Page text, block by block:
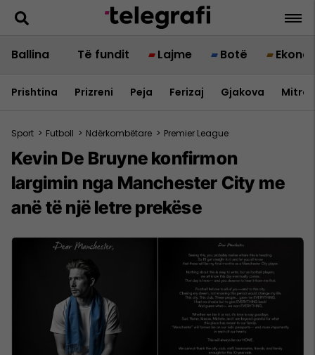
Ballina Të fundit Lajme Botë
Prishtina Prizreni Peja Ferizaj Gjakova
Sport > Futboll > Ndërkombëtare > Premier League
Kevin De Bruyne konfirmon
largimin nga Manchester City me
anë të një letre prekëse